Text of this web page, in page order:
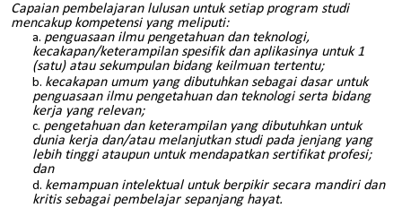
Capaian pembelajaran lulusan untuk setiap program studi
mencakup kompetensi yang meliputi:
penguasaan ilmu pengetahuan dan teknologi,
kecakapan/keterampilan spesifik dan aplikasinya untuk 1
(satu) atau sekumpulan bidang keilmuan tertentu;
kecakapan umum yang dibutuhkan sebagai dasar untuk
penguasaan ilmu pengetahuan dan teknologi serta bidang
kerja yang relevan;
pengetahuan dan keterampilan yang dibutuhkan untuk
dunia kerja dan/atau melanjutkan studi pada jenjang yang
lebih tinggi ataupun untuk mendapatkan sertifikat profesi;
dan
kemampuan intelektual untuk berpikir secara mandiri dan
kritis sebagai pembelajar sepanjang hayat.